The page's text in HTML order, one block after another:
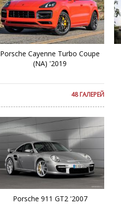
Porsche Cayenne Turbo Coupe
(NA) '2019
48 ГАЛЕРЕЙ
Porsche 911 GT2 '2007